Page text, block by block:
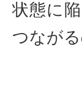
状態に
つながる